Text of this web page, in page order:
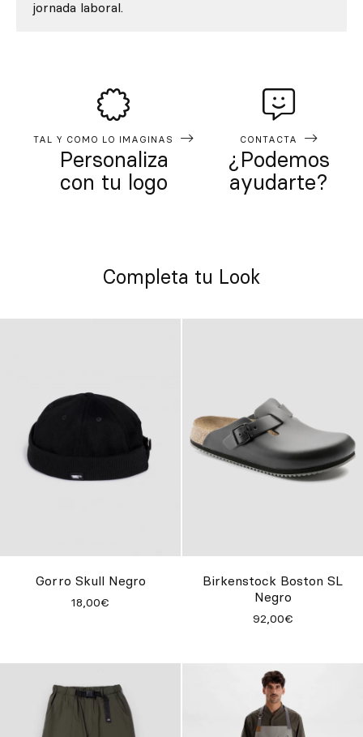
jornada laboral.
TAL Y COMO LO IMAGINAS
Personaliza
con tu logo
CONTACTA
¿Podemos
ayudarte?
Completa tu Look
Gorro Skull Negro
18,00€
Birkenstock Boston SL
Negro
92,00€